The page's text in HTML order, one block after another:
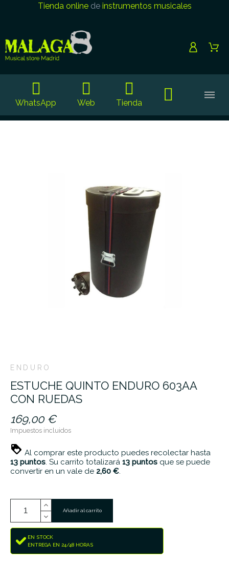
Tienda onlinede instrumentos musicales
WhatsApp Web Tienda
ENDURO
ESTUCHE QUINTO ENDURO 603AA
CON RUEDAS
169,00 €
Impuestos incluidos
Al comprar este producto puedes recolectar hasta
13 puntos. Su carrito totalizará 13 puntos que se puede
convertir en un vale de 2,60 €.
Añadir al carrito
EN STOCK
ENTREGA EN 24/48 HORAS